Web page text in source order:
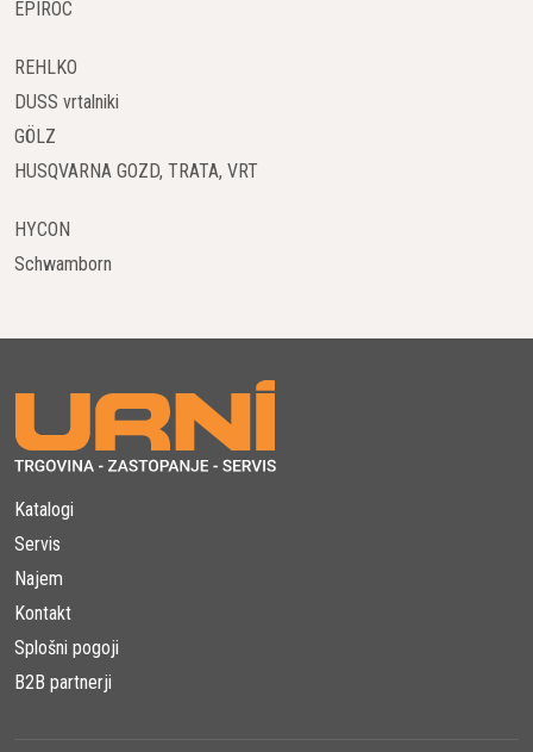
EPIROC
REHLKO
DUSS vrtalniki
GÖLZ
HUSQVARNA GOZD, TRATA, VRT
HYCON
Schwamborn
Katalogi
Servis
Najem
Kontakt
Splošni pogoji
B2B partnerji